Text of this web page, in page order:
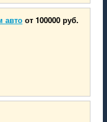
авто от 100000 руб.